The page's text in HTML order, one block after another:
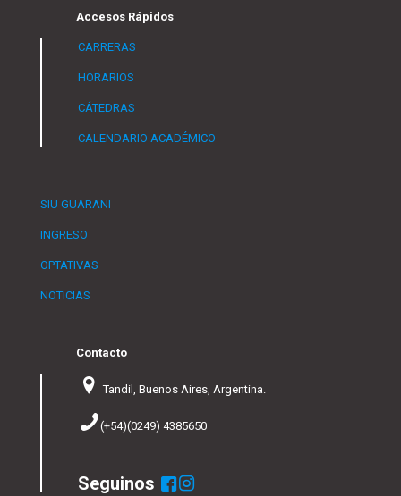
Accesos Rápidos
CARRERAS
HORARIOS
CÁTEDRAS
CALENDARIO ACADÉMICO
SIU GUARANI
INGRESO
OPTATIVAS
NOTICIAS
Contacto
Tandil, Buenos Aires, Argentina.
(+54)(0249) 4385650
Seguinos